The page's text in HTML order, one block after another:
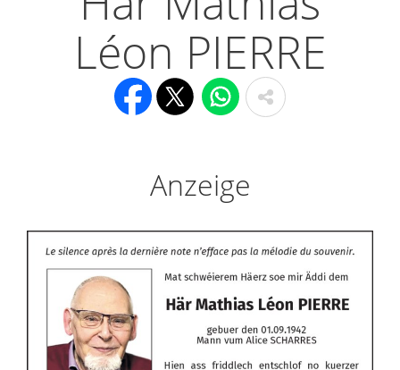
Léon PIERRE
Anzeige